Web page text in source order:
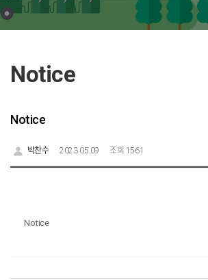
Notice
Notice
박찬수 2023.05.09 조회 1561
Notice